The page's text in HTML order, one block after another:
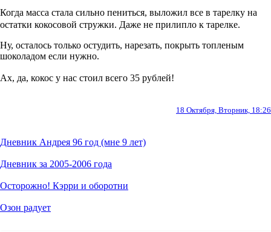
Когда масса стала сильно пениться, выложил все в тарелку на
остатки кокосовой стружки. Даже не прилипло к тарелке.
Ну, осталось только остудить, нарезать, покрыть топленым
шоколадом если нужно.
Ах, да, кокос у нас стоил всего 35 рублей!
18 Октября, Вторник, 18:26
Дневник Андрея 96 год (мне 9 лет)
Дневник за 2005-2006 года
Осторожно! Кэрри и оборотни
Озон радует